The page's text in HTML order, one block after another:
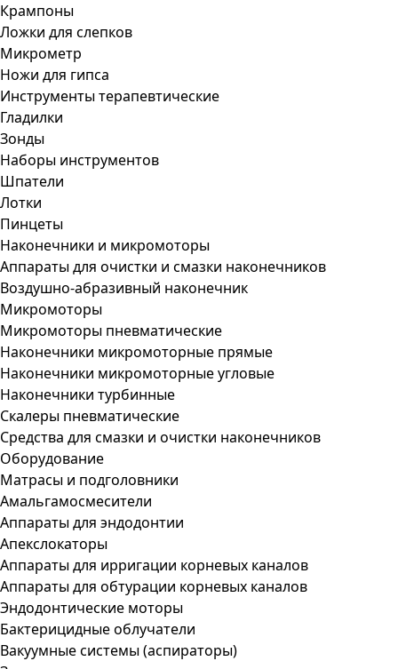
Крампоны
Ложки для слепков
Микрометр
Ножи для гипса
Инструменты терапевтические
Гладилки
Зонды
Наборы инструментов
Шпатели
Лотки
Пинцеты
Наконечники и микромоторы
Аппараты для очистки и смазки наконечников
Воздушно-абразивный наконечник
Микромоторы
Микромоторы пневматические
Наконечники микромоторные прямые
Наконечники микромоторные угловые
Наконечники турбинные
Скалеры пневматические
Средства для смазки и очистки наконечников
Оборудование
Матрасы и подголовники
Амальгамосмесители
Аппараты для эндодонтии
Апекслокаторы
Аппараты для ирригации корневых каналов
Аппараты для обтурации корневых каналов
Эндодонтические моторы
Бактерицидные облучатели
Вакуумные системы (аспираторы)